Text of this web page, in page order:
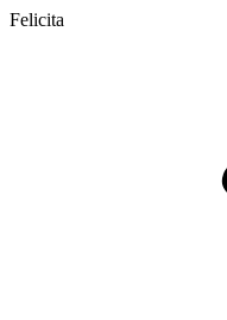
Felicita